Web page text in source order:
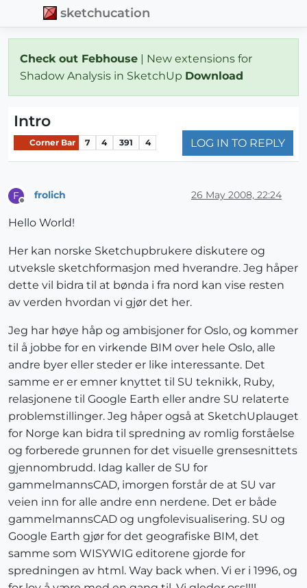
sketchucation
Check out Febhouse | New extensions for
Shadow Analysis in SketchUp Download
Intro
Corner Bar 7 4 391 4 LOG IN TO REPLY
F frolich 26 May 2008, 22:24
Hello World!
Her kan norske Sketchupbrukere diskutere og
utveksle sketchformasjon med hverandre. Jeg håper
dette vil bidra til at bønda i fra nord kan vise resten
av verden hvordan vi gjør det her.
Jeg har høye håp og ambisjoner for Oslo, og kommer
til å jobbe for en virkende BIM over hele Oslo, alle
andre byer eller steder er like interessante. Det
samme er er emner knyttet til SU teknikk, Ruby,
relasjonene til Google Earth eller andre SU relaterte
problemstillinger. Jeg håper også at SketchUplauget
for Norge kan bidra til spredning av romlig forståelse
og forberede grunnen for det visuelle grensesnittets
gjennombrudd. Idag kaller de SU for
gammelmannsCAD, imorgen forstår de at SU var
veien inn for alle andre enn nerdene. Det er både
gammelmannsCAD og ungfolevisualisering. SU og
Google Earth gjør for det geografiske BIM, det
samme som WISYWIG editorene gjorde for
spredningen av html. Way back when. Vi er i 1996, og